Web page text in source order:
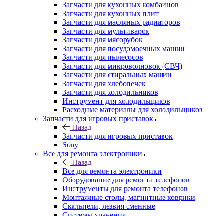
Запчасти для кухонных комбаинов
Запчасти для кухонных плит
Запчасти для масляных радиаторов
Запчасти для мультиварок
Запчасти для мясорубок
Запчасти для посудомоечных машин
Запчасти для пылесосов
Запчасти для микроволновок (СВЧ)
Запчасти для стиральных машин
Запчасти для хлебопечек
Запчасти для холодильников
Инструмент для холодильщиков
Расходные материалы для холодильщиков
Запчасти для игровых приставок
Назад
Запчасти для игровых приставок
Sony
Все для ремонта электроники
Назад
Все для ремонта электроники
Оборудование для ремонта телефонов
Инструменты для ремонта телефонов
Монтажные столы, магнитные коврики
Скальпели, лезвия сменные